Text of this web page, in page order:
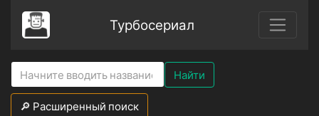
Турбосериал
Найти
🔎 Расширенный поиск